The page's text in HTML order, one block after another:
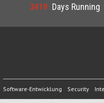
3419 Days Running
Software-Entwicklung Security